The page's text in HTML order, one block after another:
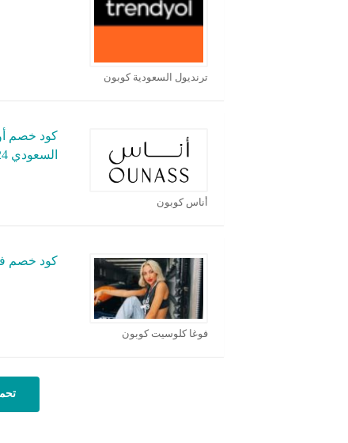
ترنديول السعودية كوبون
أناس كوبون
كود خصم
السعودي 2024
فوغا كلوسيت كوبون
كود خصم